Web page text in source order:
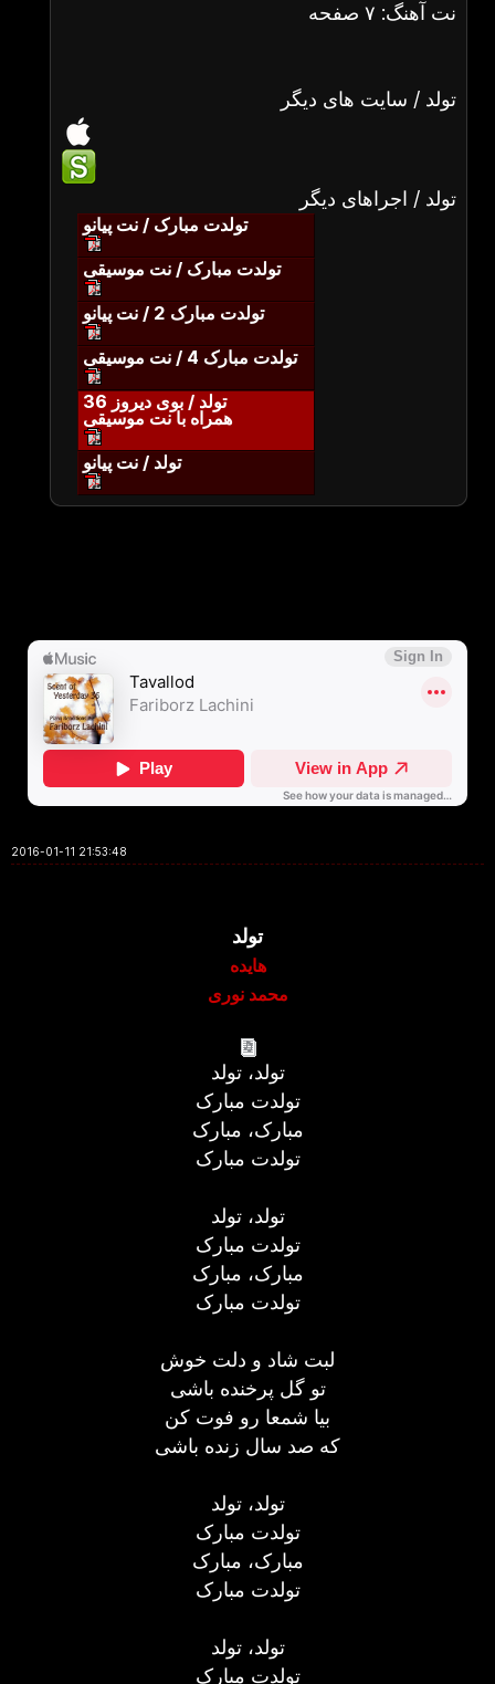
نت آهنگ: ۷ صفحه
تولد / سایت های دیگر
تولد / اجراهای دیگر
تولدت مبارک / نت پیانو
تولدت مبارک / نت موسیقی
تولدت مبارک 2 / نت پیانو
تولدت مبارک 4 / نت موسیقی
تولد / بوی دیروز 36
همراه با نت موسیقی
تولد / نت پیانو
2016-01-11 21:53:48
تولد
هایده
محمد نوری
تولد، تولد
تولدت مبارک
مبارک، مبارک
تولدت مبارک
تولد، تولد
تولدت مبارک
مبارک، مبارک
تولدت مبارک
لبت شاد و دلت خوش
تو گل پرخنده باشی
بیا شمعا رو فوت کن
که صد سال زنده باشی
تولد، تولد
تولدت مبارک
مبارک، مبارک
تولدت مبارک
تولد، تولد
تولدت مبارک